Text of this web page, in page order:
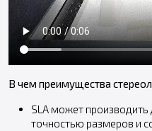
В чем преимущества
SLA может производить
точностью размеров и